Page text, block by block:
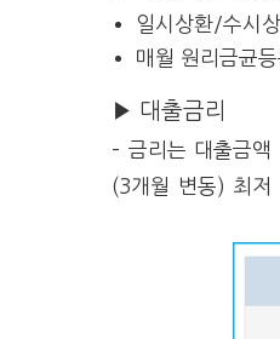
일시상환/수시
매월 원리금균
▶ 대출금리
– 금리는 대출금
(3개월 변동) 최